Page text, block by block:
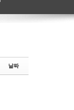
날짜
치북5
치북5